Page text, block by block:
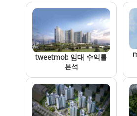
tweetmob 임대 수익률
분석